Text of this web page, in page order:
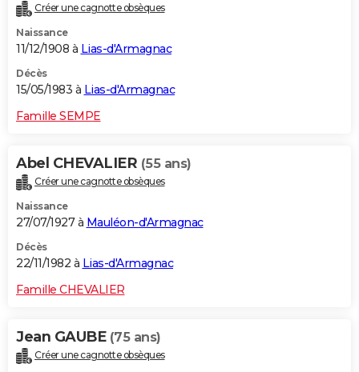
Créer une cagnotte obsèques
Naissance
11/12/1908 à Lias-d'Armagnac
Décès
15/05/1983 à Lias-d'Armagnac
Famille SEMPE
Abel CHEVALIER (55 ans)
Créer une cagnotte obsèques
Naissance
27/07/1927 à Mauléon-d'Armagnac
Décès
22/11/1982 à Lias-d'Armagnac
Famille CHEVALIER
Jean GAUBE (75 ans)
Créer une cagnotte obsèques